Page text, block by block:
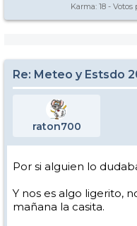
Karma: 18 - Votos
Re: Meteo y Estsdo
raton700
Por si alguien lo
Y nos es algo ligerito,
mañana la casita.